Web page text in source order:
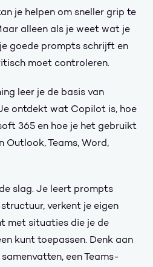
je helpen om sneller grip te
alleen als je weet wat je
goede prompts schrijft en
moet controleren.
leer je de basis van
ontdekt wat Copilot is, hoe
365 en hoe je het gebruikt
Outlook, Teams, Word,
slag. Je leert prompts
verkent je eigen
met situaties die je de
kunt toepassen. Denk aan
een Teams-